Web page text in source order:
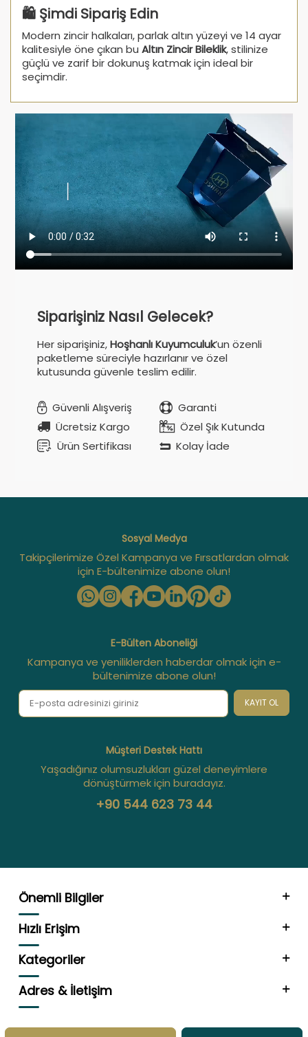
🛍️ Şimdi Sipariş Edin
Modern zincir halkaları, parlak altın yüzeyi ve 14 ayar
kalitesiyle öne çıkan bu Altın Zincir Bileklik, stilinize
güçlü ve zarif bir dokunuş katmak için ideal bir
seçimdir.
Siparişiniz Nasıl Gelecek?
Her siparişiniz,Hoşhanlı Kuyumculuk’un özenli
paketleme süreciyle hazırlanır ve özel
kutusunda güvenle teslim edilir.
Güvenli Alışveriş
Garanti
Ücretsiz Kargo
Özel Şık Kutunda
Ürün Sertifikası
Kolay İade
Sosyal Medya
Takipçilerimize Özel Kampanya ve Fırsatlardan olmak
için E-bültenimize abone olun!
E-Bülten Aboneliği
Kampanya ve yeniliklerden haberdar olmak için e-
bültenimize abone olun!
KAYIT OL
Müşteri Destek Hattı
Yaşadığınız olumsuzlukları güzel deneyimlere
dönüştürmek için buradayız.
+90 544 623 73 44
Önemli Bilgiler
Hızlı Erişim
Kategoriler
Adres & İletişim